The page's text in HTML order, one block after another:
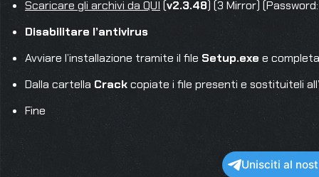
Scaricare gli archivi da QUI (v2.3.48) (3 Mirror)
Disabilitare l’antivirus
Avviare l’installazione tramite il file Setup.exe e
Dalla cartella Crackcopiate i file presenti e sostituiteli
Fine
Unisciti al